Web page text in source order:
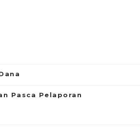
Pasca Pelaporan